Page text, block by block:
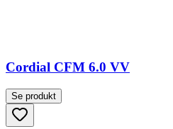
Cordial CFM 6.0 VV
Se produkt